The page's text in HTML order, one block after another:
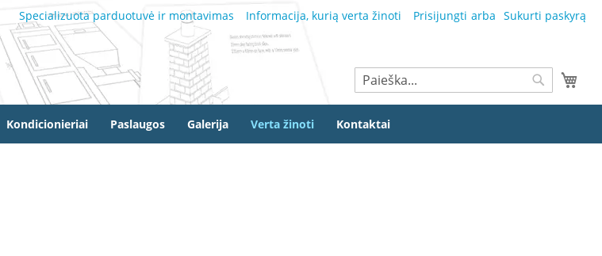
Specializuota parduotuvė ir montavimas Informacija, kurią verta žinoti Prisijungti Sukurti paskyrą
Ieškoti
Ieškoti
Kondicionieriai Paslaugos Galerija Verta žinoti Kontaktai